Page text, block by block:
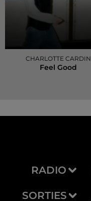
CHARLOTTE CARDIN
Feel Good
RADIO
SORTIES